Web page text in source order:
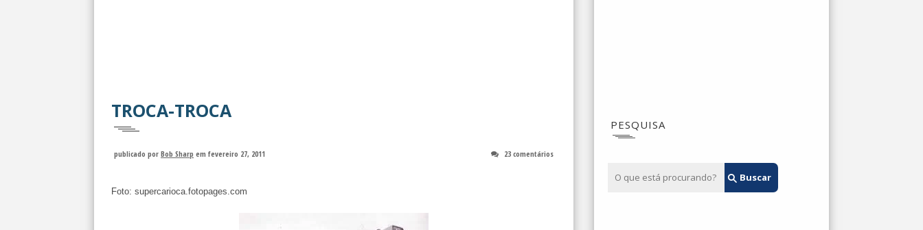
TROCA-TROCA
publicado por Bob Sharp em fevereiro 27, 2011 23 comentários
Foto: supercarioca.fotopages.com
PESQUISA